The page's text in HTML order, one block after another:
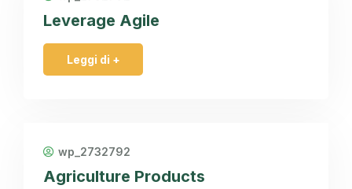
Leverage Agile
Leggi di +
wp_2732792
Agriculture Products